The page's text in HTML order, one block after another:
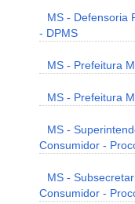
MS - Defensoria
- DPMS
MS - Prefeitura
MS - Prefeitura
MS -
Consumidor -
MS -
Consumidor -